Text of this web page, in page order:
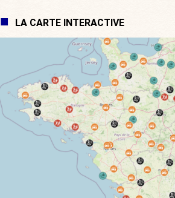
LA CARTE INTERACTIVE